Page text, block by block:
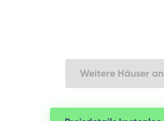
Weitere Häuser